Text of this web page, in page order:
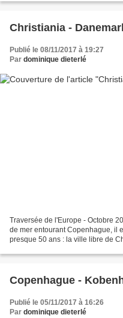
Christiania -
Publié le 08/11/2017 à 19:27
Par dominique dieterlé
Traversée de l'Europe - Octobre
de mer entourant Copenhague, il
presque 50 ans : la ville libre de
Copenhague -
Publié le 05/11/2017 à 16:26
Par dominique dieterlé